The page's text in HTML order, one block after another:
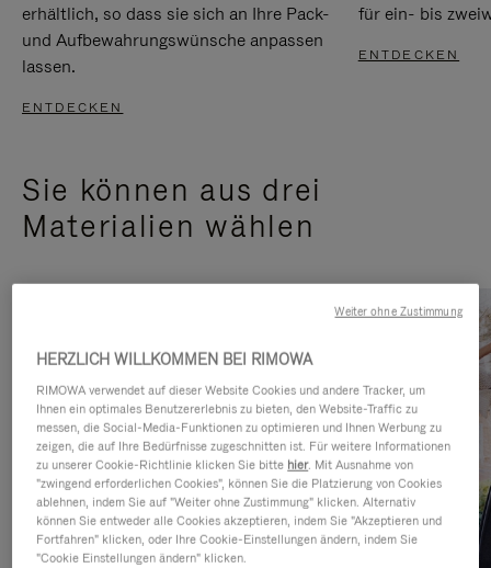
erhältlich, so dass sie sich an Ihre Pack-
und Aufbewahrungswünsche anpassen
lassen.
ENTDECKEN
für ein- bis
ENTDECKEN
Sie können aus drei
Materialien wählen
HERZLICH WILLKOMMEN BEI RIMOWA
RIMOWA verwendet auf dieser Website Cookies und andere Tracker, um
Ihnen ein optimales Benutzererlebnis zu bieten, den Website-Traffic zu
messen, die Social-Media-Funktionen zu optimieren und Ihnen Werbung zu
zeigen, die auf Ihre Bedürfnisse zugeschnitten ist. Für weitere Informationen
zu unserer Cookie-Richtlinie klicken Sie bitte hier. Mit Ausnahme von
"zwingend erforderlichen Cookies", können Sie die Platzierung von Cookies
ablehnen, indem Sie auf "Weiter ohne Zustimmung" klicken. Alternativ
können Sie entweder alle Cookies akzeptieren, indem Sie "Akzeptieren und
Fortfahren" klicken, oder Ihre Cookie-Einstellungen ändern, indem Sie
"Cookie Einstellungen ändern" klicken.
Weiter ohne Zustimmung